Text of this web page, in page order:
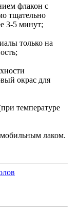
флакон с
тщательно
3-5 минут;
только на
окрас для
температуре
лаком.